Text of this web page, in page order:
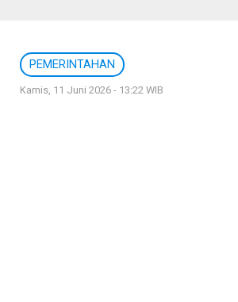
PEMERINTAHAN
Kamis, 11 Juni 2026 - 13:22 WIB